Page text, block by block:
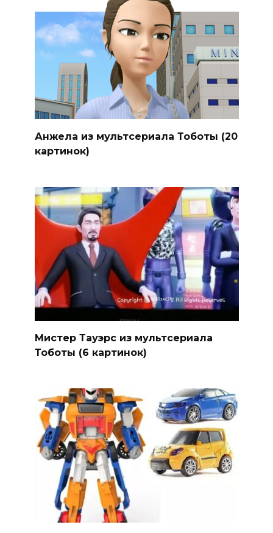
Анжела из мультсериала Тоботы (20
картинок)
Мистер Тауэрс из мультсериала
Тоботы (6 картинок)